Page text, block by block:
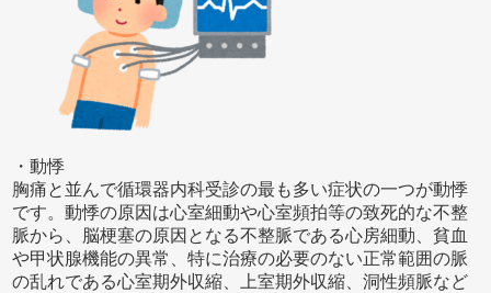
・動悸
胸痛と並んで循環器内科受診の最も多い症状の一つが動悸
です。動悸の原因は心室細動や心室頻拍等の致死的な不整
脈から、脳梗塞の原因となる不整脈である心房細動、貧血
や甲状腺機能の異常、特に治療の必要のない正常範囲の脈
の乱れである心室期外収縮、上室期外収縮、洞性頻脈など